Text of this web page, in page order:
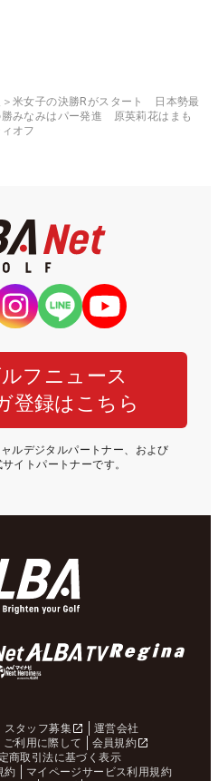
＞米女子の決勝Rがスタート 日本勢最
勝みなみはパー発進 原英莉花はまも
オフ
フニュース
登録はこちら
ルデジタルパートナー、および
イトパートナーです。
スタッフ募集
運営会社
ご利用に際して
会員規約
商取引法に基づく表示
約
マイページサービス利用規約